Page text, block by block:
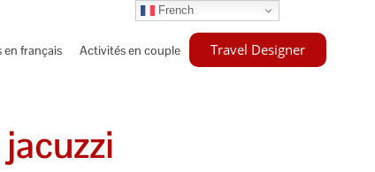
en français Activités en couple Travel Designer
French